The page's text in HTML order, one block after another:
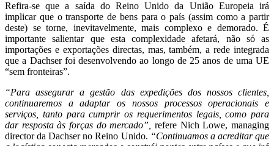
Refira-se que a saída do Reino Unido da União Europeia irá
implicar que o transporte de bens para o país (assim como a partir
deste) se torne, inevitavelmente, mais complexo e demorado. É
importante salientar que esta complexidade afetará, não só as
importações e exportações directas, mas, também, a rede integrada
que a Dachser foi desenvolvendo ao longo de 25 anos de uma UE
“sem fronteiras”.
“Para assegurar a gestão das expedições dos nossos clientes,
continuaremos a adaptar os nossos processos operacionais e
serviços, tanto para cumprir os requerimentos legais, como para
dar resposta às forças do mercado”,
refere Nich Lowe, managing
director da Dachser no Reino Unido. “Continuamos a acreditar que